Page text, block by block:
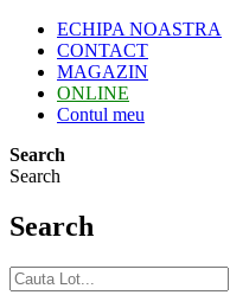
ECHIPA NOASTRA
CONTACT
MAGAZIN
ONLINE
Contul meu
Search
Search
Search